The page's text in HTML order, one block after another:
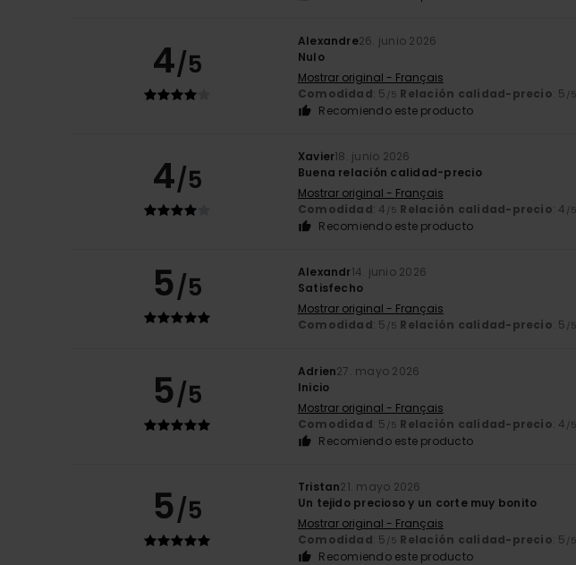
4/5
Alexandre26. junio 2026
Nulo
Mostrar original - Français
Comodidad: 5 /5 Relación calidad-precio: 5 /5
Recomiendo este producto
4/5
Xavier18. junio 2026
Buena relación calidad-precio
Mostrar original - Français
Comodidad: 4 /5 Relación calidad-precio: 4 /5
Recomiendo este producto
5/5 Alexandr14. junio 2026
Satisfecho
Mostrar original - Français
Comodidad: 5 /5 Relación calidad-precio: 5 /5
5/5
Adrien27. mayo 2026
Inicio
Mostrar original - Français
Comodidad: 5 /5 Relación calidad-precio: 4 /5
Recomiendo este producto
5/5
Tristan21. mayo 2026
Un tejido precioso y un corte muy bonito
Mostrar original - Français
Comodidad: 5 /5 Relación calidad-precio: 5 /5
Recomiendo este producto